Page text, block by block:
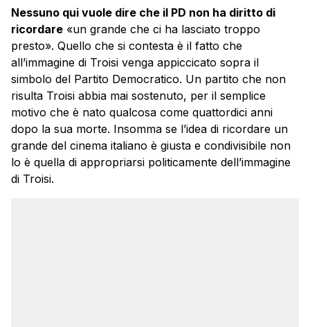
Nessuno qui vuole dire che il PD non ha diritto di
ricordare «un grande che ci ha lasciato troppo
presto». Quello che si contesta è il fatto che
all’immagine di Troisi venga appiccicato sopra il
simbolo del Partito Democratico. Un partito che non
risulta Troisi abbia mai sostenuto, per il semplice
motivo che è nato qualcosa come quattordici anni
dopo la sua morte. Insomma se l’idea di ricordare un
grande del cinema italiano è giusta e condivisibile non
lo è quella di appropriarsi politicamente dell’immagine
di Troisi.